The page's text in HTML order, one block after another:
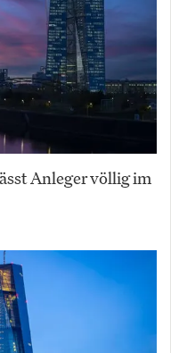
Anleger völlig im